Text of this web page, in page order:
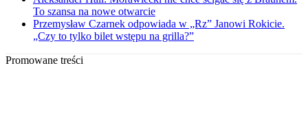
To szansa na nowe otwarcie
Przemysław Czarnek odpowiada w „Rz” Janowi Rokicie.
„Czy to tylko bilet wstępu na grilla?”
Promowane treści